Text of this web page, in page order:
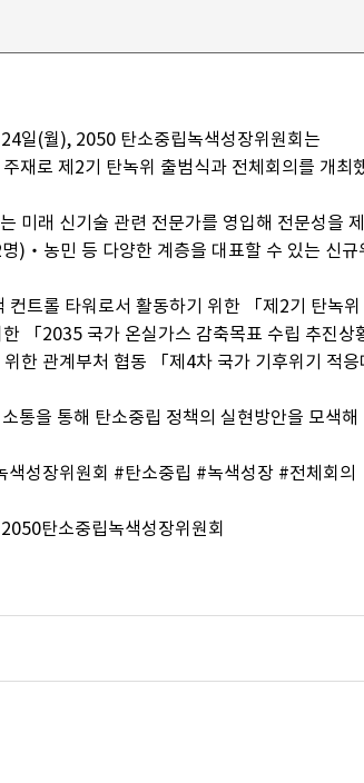
일(월), 2050 탄소중립녹색성장위원회는
재로 제2기 탄녹위 출범식과 전체회의를 개최
미래 신기술 관련 전문가를 영입해 전문성을
)‧농민 등 다양한 계층을 대표할 수 있는 신규
컨트롤 타워로서 활동하기 위한 「제2기 탄녹
「2035 국가 온실가스 감축목표 수립 추진상
한 관계부처 협동 「제4차 국가 기후위기 적
통을 통해 탄소중립 정책의 실현방안을 모색
성장위원회 #탄소중립 #녹색성장 #전체회의
2050탄소중립녹색성장위원회